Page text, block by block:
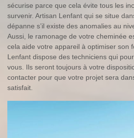
sécurise parce que cela évite tous les
survenir. Artisan Lenfant qui se situe
dépanne s’il existe des anomalies au
Aussi, le ramonage de votre cheminée
cela aide votre appareil à optimiser son
Lenfant dispose des techniciens qui
vous. Ils seront toujours à votre
contacter pour que votre projet sera
satisfait.